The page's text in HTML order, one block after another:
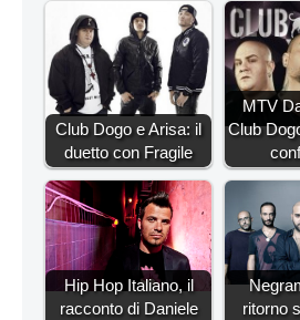
Club Dogo e Arisa: il
duetto con Fragile
MTV
Club
Hip Hop Italiano, il
racconto di Daniele
ritorno